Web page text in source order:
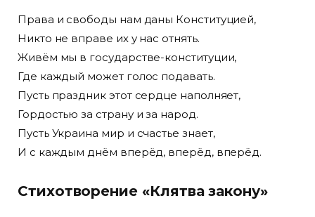
Права и свободы нам даны Конституцией,
Никто не вправе их у нас отнять.
Живём мы в государстве-конституции,
Где каждый может голос подавать.
Пусть праздник этот сердце наполняет,
Гордостью за страну и за народ.
Пусть Украина мир и счастье знает,
И с каждым днём вперёд, вперёд, вперёд.
Стихотворение «Клятва закону»